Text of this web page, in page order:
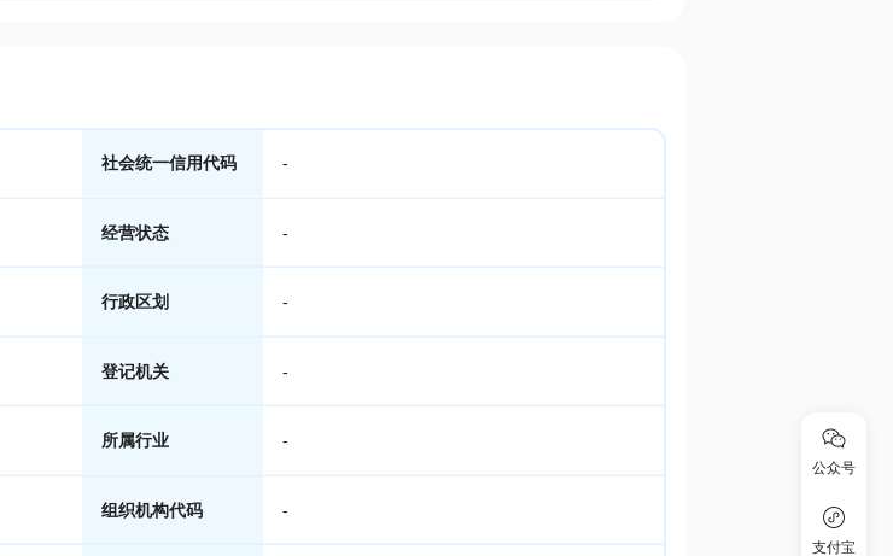
社会统一信用代码 -
经营状态 -
行政区划 -
登记机关 -
所属行业 -
组织机构代码 -
公众号
支付宝